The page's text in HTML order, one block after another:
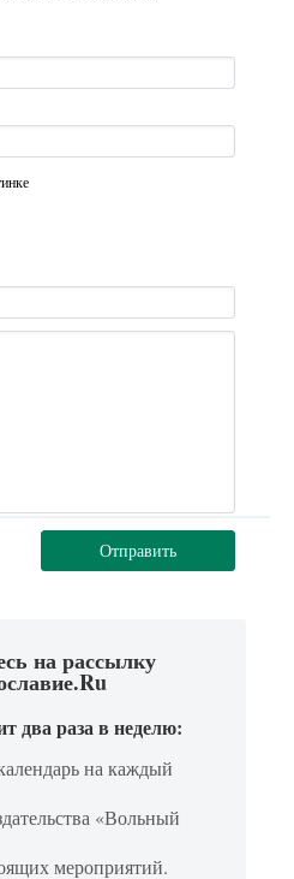
Отправить
на рассылку
два раза в неделю:
на каждый
«Вольный
мероприятий.